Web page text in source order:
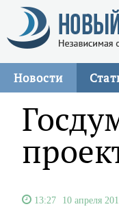
Новости
13:27 10 апреля